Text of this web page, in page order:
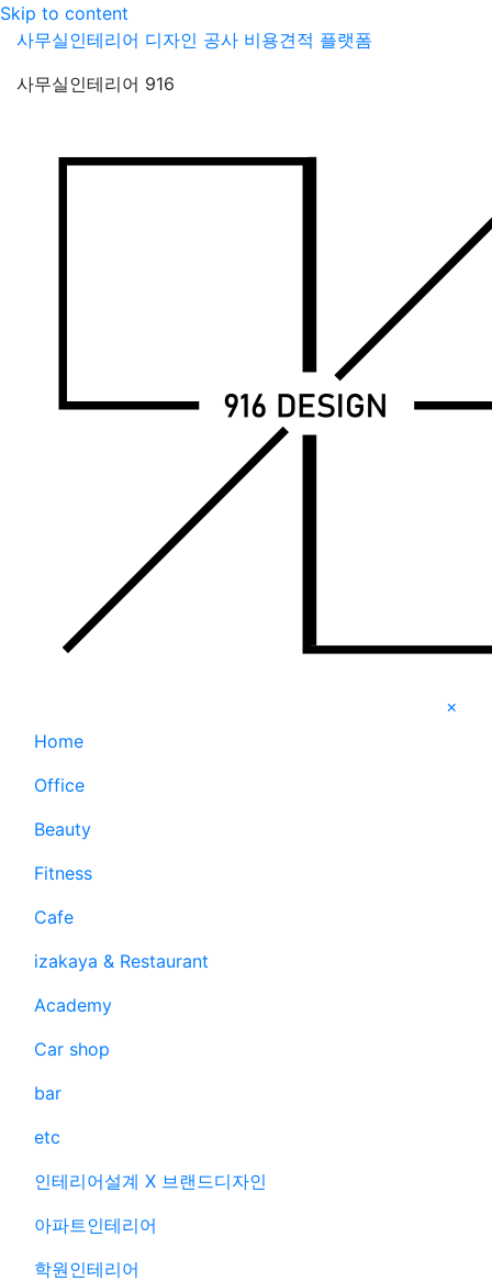
Skip to content
사무실인테리어 디자인 공사 비용견적 플랫폼
사무실인테리어 916
×
Home
Office
Beauty
Fitness
Cafe
izakaya & Restaurant
Academy
Car shop
bar
etc
인테리어설계 X 브랜드디자인
아파트인테리어
학원인테리어